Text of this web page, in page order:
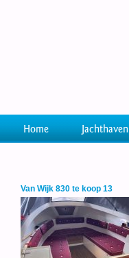
Home Jachthaven
Van Wijk 830 te koop 13